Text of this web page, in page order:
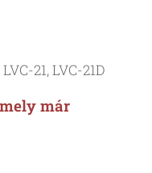
21, LVC-21D
már